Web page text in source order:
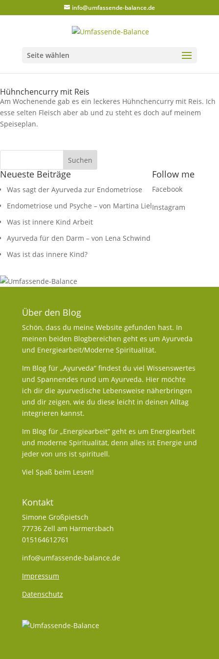
info@umfassende-balance.de
Seite wählen
Hühnchencurry mit Reis
Am Wochenende gab es ein leckeres Hühnchencurry mit Reis. Ich
esse selten Fleisch aber ab und zu steht es doch auf meinem
Speiseplan.
Neueste Beiträge
Was sagt der Ayurveda zur Endometriose
Endometriose und Psyche – von Martina Liel
Was ist innere Kind Arbeit
Ayurveda für den Darm – von Lena Schwind
Was ist das innere Kind?
Follow me
Facebook
Instagram
Über den Blog
Schön, dass du meine Website gefunden hast. In
meinen beiden Blogbereichen geht es um Ayurveda
und Energiearbeit/Moderne Spiritualität.
Im Blog für „Ayurveda“ findest du viel Wissenswertes
und Spannendes rund um Ayurveda. Hier möchte
ich dir die ayurvedische Lebensweise näherbringen
und dir zeigen, wie du diese leicht in deinen Alltag
integrieren kannst.
Im Blog für „Energiearbeit“ geht es um Energiearbeit
und moderne Spiritualität, denn alles ist Energie und
jeder von uns ist spirituell.
Viel Spaß beim Lesen!
Kontakt
Simone Großpietsch
77736 Zell am Harmersbach
015164612761
info@umfassende-balance.de
Impressum
Datenschutz